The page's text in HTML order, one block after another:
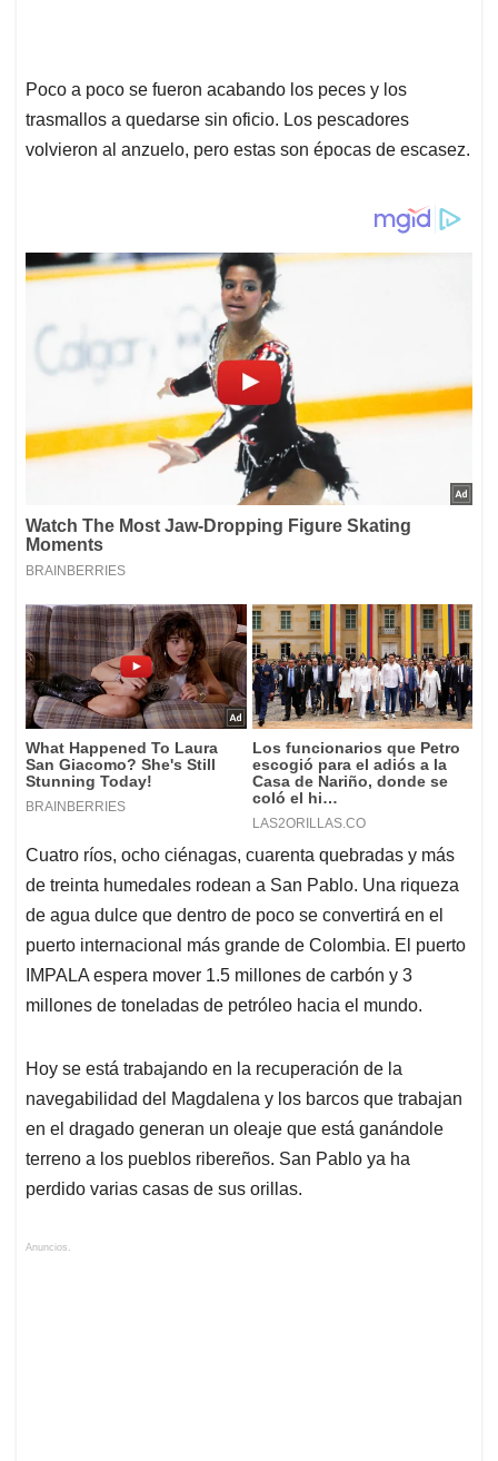
Poco a poco se fueron acabando los peces y los
trasmallos a quedarse sin oficio. Los pescadores
volvieron al anzuelo, pero estas son épocas de escasez.
Cuatro ríos, ocho ciénagas, cuarenta quebradas y más
de treinta humedales rodean a San Pablo. Una riqueza
de agua dulce que dentro de poco se convertirá en el
puerto internacional más grande de Colombia. El puerto
IMPALA espera mover 1.5 millones de carbón y 3
millones de toneladas de petróleo hacia el mundo.
Hoy se está trabajando en la recuperación de la
navegabilidad del Magdalena y los barcos que trabajan
en el dragado generan un oleaje que está ganándole
terreno a los pueblos ribereños. San Pablo ya ha
perdido varias casas de sus orillas.
Anuncios.